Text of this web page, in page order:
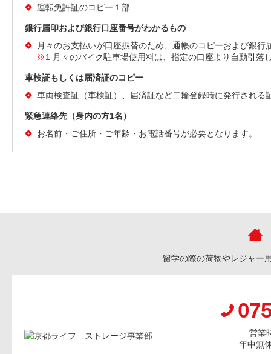
運転免許証のコピー１部
銀行届印および銀行口座番号がわかるもの
月々のお支払いが口座振替のため、通帳のコピーおよび銀行
※1
月々のバイク駐車場使用料は、指定の口座より自動引落
車検証もしくは届済証のコピー
車両検査証（車検証）、届済証など二輪登録時に発行される
緊急連絡先（身内の方1名）
お名前・ご住所・ご年齢・お電話番号が必要となります。
留学の際の荷物やレジャー
営業
年中無